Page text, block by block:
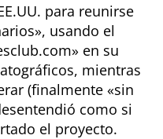
para reunirse
, usando el
en su
mientras
(finalmente
sin
como si
el proyecto.